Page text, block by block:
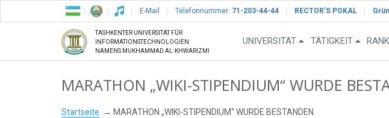
E-Mail Telefonnummer: 71-203-44-44 RECTOR’S POKAL
TASHKENTER UNIVERSITÄT FÜR
INFORMATIONSTECHNOLOGIEN
NAMENS MUKHAMMAD AL-KHWARIZMI
UNIVERSITÄT TÄTIGKEIT
MARATHON „WIKI-STIPENDIUM“ WURDE
Startseite MARATHON „WIKI-STIPENDIUM“ WURDE BESTANDEN